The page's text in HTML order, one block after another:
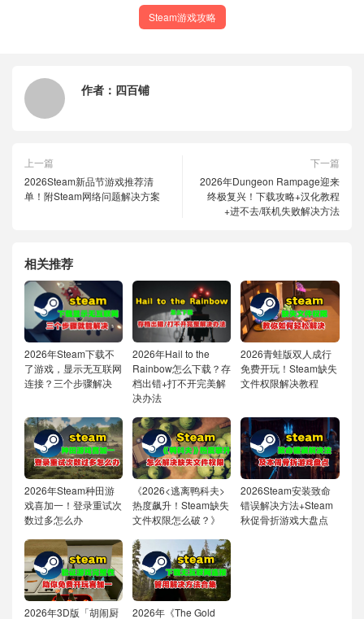
Steam游戏攻略
作者： 四百铺
上一篇
2026Steam新品节游戏推荐清
单！附Steam网络问题解决方案
下一篇
2026年Dungeon Rampage迎来
终极复兴！下载攻略+汉化教程
+进不去/联机失败解决方法
相关推荐
2026年Steam下载不
了游戏，显示无互联网
连接？三个步骤解决
2026年Hail to the
Rainbow怎么下载？存
档出错+打不开完美解
决办法
2026青蛙版双人成行
免费开玩！Steam缺失
文件权限解决教程
2026年Steam种田游
戏喜加一！登录重试次
数过多怎么办
《2026<逃离鸭科夫>
热度飙升！Steam缺失
文件权限怎么破？》
2026Steam安装致命
错误解决方法+Steam
秋促骨折游戏大盘点
2026年3D版「胡闹厨 2026年《The Gold